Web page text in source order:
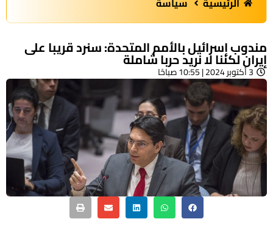
مندوب إسرائيل بالأمم المتحدة: سنرد قريبا على
إيران لكننا لا نريد حربا شاملة
3 أكتوبر 2024 | 10:55 صباحًا